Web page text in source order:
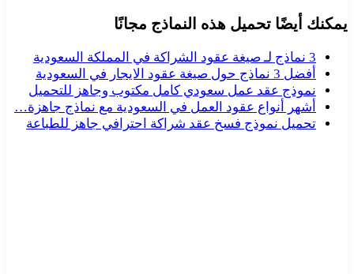
يمكنك أيضًا تحميل هذه النماذج مجانًا
3 نماذج لـ صيغة عقود الشراكة في المملكة السعودية
أفضل 3 نماذج حول صيغة عقود الايجار في السعودية
نموذج عقد عمل سعودي كامل مكتوب وجاهز للتحميل
أشهر أنواع عقود العمل في السعودية مع نماذج جاهزة…
تحميل نموذج فسخ عقد شراكة احترافي جاهز للطباعة